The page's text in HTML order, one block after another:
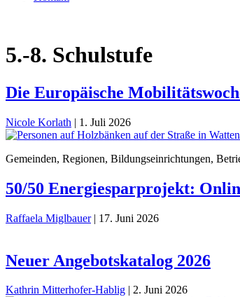
5.-8. Schulstufe
Die Europäische
Nicole Korlath | 1. Juli 2026
Gemeinden, Regionen, Bildungseinrichtungen,
50/50 Energiesparprojekt:
Raffaela Miglbauer | 17. Juni 2026
Neuer Angebotskatalog 2026
Kathrin Mitterhofer-Hablig | 2. Juni 2026